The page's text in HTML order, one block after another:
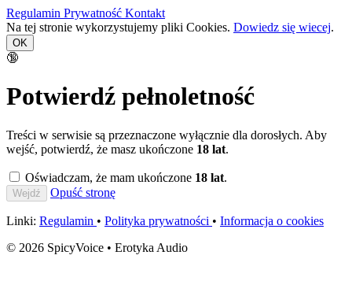
Regulamin Prywatność Kontakt
Na tej stronie wykorzystujemy pliki Cookies. Dowiedz się wiecej.
OK
🔞
Potwierdź pełnoletność
Treści w serwisie są przeznaczone wyłącznie dla dorosłych. Aby
wejść, potwierdź, że masz ukończone 18 lat.
Oświadczam, że mam ukończone 18 lat.
Wejdź Opuść stronę
Linki: Regulamin • Polityka prywatności • Informacja o cookies
© 2026 SpicyVoice • Erotyka Audio